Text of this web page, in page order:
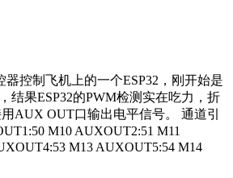
控制飞机上的一个ESP32，刚开始是
结果ESP32的PWM检测实在吃力，折
AUX OUT口输出电平信号。 通道引
M10 AUXOUT2:51 M11
M13 AUXOUT5:54 M14